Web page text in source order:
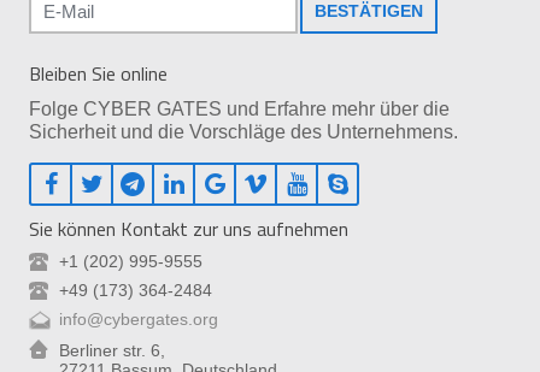
BESTÄTIGEN
Bleiben Sie online
Folge CYBER GATES und Erfahre mehr über die
Sicherheit und die Vorschläge des Unternehmens.
Sie können Kontakt zur uns aufnehmen
+1 (202) 995-9555
+49 (173) 364-2484
info@cybergates.org
Berliner str. 6,